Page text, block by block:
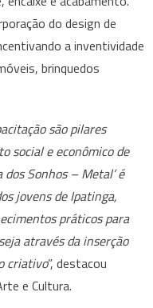
do design de
a inventividade
brinquedos
são pilares
social e econômico de
Sonhos – Metal’ é
jovens de Ipatinga,
práticos para
através da inserção
criativo”, destacou
e Cultura.